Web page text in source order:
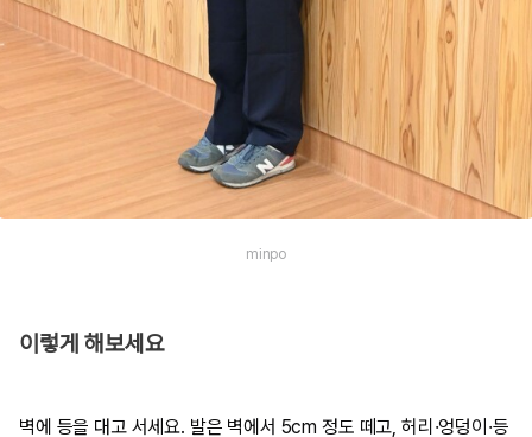
minpo
이렇게 해보세요
벽에 등을 대고 서세요. 발은 벽에서 5cm 정도 떼고, 허리·엉덩이·등